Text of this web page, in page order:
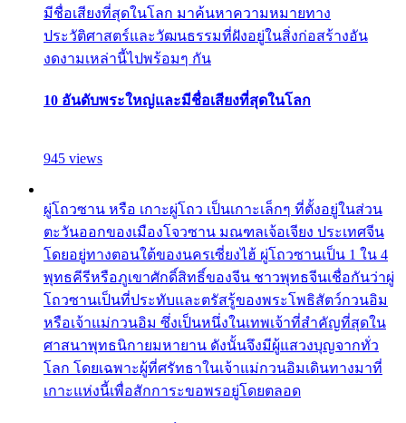
มีชื่อเสียงที่สุดในโลก มาค้นหาความหมายทาง
ประวัติศาสตร์และวัฒนธรรมที่ฝังอยู่ในสิ่งก่อสร้างอัน
งดงามเหล่านี้ไปพร้อมๆ กัน
10 อันดับพระใหญ่และมีชื่อเสียงที่สุดในโลก
945 views
ผู่โถวซาน หรือ เกาะผู่โถว เป็นเกาะเล็กๆ ที่ตั้งอยู่ในส่วน
ตะวันออกของเมืองโจวซาน มณฑลเจ้อเจียง ประเทศจีน
โดยอยู่ทางตอนใต้ของนครเซี่ยงไฮ้ ผู่โถวซานเป็น 1 ใน 4
พุทธคีรีหรือภูเขาศักดิ์สิทธิ์ของจีน ชาวพุทธจีนเชื่อกันว่าผู่
โถวซานเป็นที่ประทับและตรัสรู้ของพระโพธิสัตว์กวนอิม
หรือเจ้าแม่กวนอิม ซึ่งเป็นหนึ่งในเทพเจ้าที่สำคัญที่สุดใน
ศาสนาพุทธนิกายมหายาน ดังนั้นจึงมีผู้แสวงบุญจากทั่ว
โลก โดยเฉพาะผู้ที่ศรัทธาในเจ้าแม่กวนอิมเดินทางมาที่
เกาะแห่งนี้เพื่อสักการะขอพรอยู่โดยตลอด